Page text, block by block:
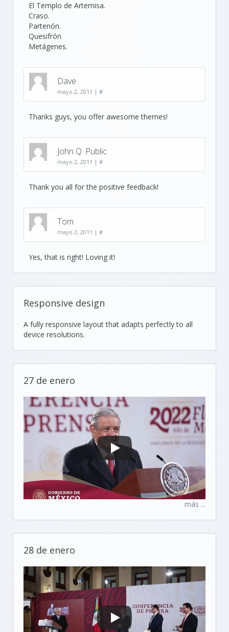
El Templo de Artemisa.
Craso.
Partenón.
Quesifrón
Metágenes.
Dave
mayo 2, 2011 | #
Thanks guys, you offer awesome themes!
John Q. Public
mayo 2, 2011 | #
Thank you all for the positive feedback!
Tom
mayo 2, 2011 | #
Yes, that is right! Loving it!
Responsive design
A fully responsive layout that adapts perfectly to all
device resolutions.
27 de enero
más ...
28 de enero